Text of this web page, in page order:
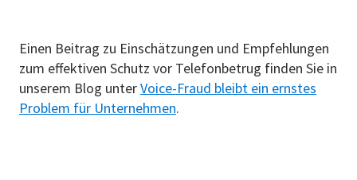
Einen Beitrag zu Einschätzungen und Empfehlungen
zum effektiven Schutz vor Telefonbetrug finden Sie in
unserem Blog unterVoice-Fraud bleibt ein ernstes
Problem für Unternehmen.